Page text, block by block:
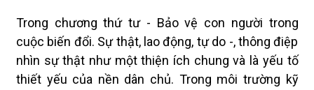
Trong chương thứ tư - Bảo vệ con người trong
cuộc biến đổi. Sự thật, lao động, tự do -, thông điệp
nhìn sự thật như một thiện ích chung và là yếu tố
thiết yếu của nền dân chủ. Trong môi trường kỹ